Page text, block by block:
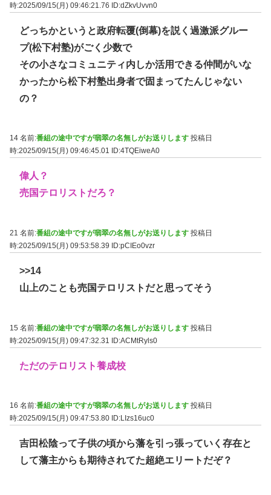
時:2025/09/15(月) 09:46:21.76 ID:dZkvUvvn0
どっちかというと政府転覆(倒幕)を説く過激派グルー
プ(松下村塾)がごく少数で
その小さなコミュニティ内しか活用できる仲間がいな
かったから松下村塾出身者で固まってたんじゃない
の？
14 名前:番組の途中ですが翡翠の名無しがお送りします 投稿日
時:2025/09/15(月) 09:46:45.01
ID:4TQEiweA0
偉人？
売国テロリストだろ？
21 名前:番組の途中ですが翡翠の名無しがお送りします 投稿日
時:2025/09/15(月) 09:53:58.39
ID:pCIEo0vzr
>>14
山上のことも売国テロリストだと思ってそう
15 名前:番組の途中ですが翡翠の名無しがお送りします 投稿日
時:2025/09/15(月) 09:47:32.31 ID:ACMtRyls0
ただのテロリスト養成校
16 名前:番組の途中ですが翡翠の名無しがお送りします 投稿日
時:2025/09/15(月) 09:47:53.80 ID:LIzs16uc0
吉田松陰って子供の頃から藩を引っ張っていく存在と
して藩主からも期待されてた超絶エリートだぞ？